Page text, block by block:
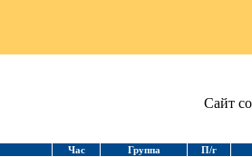
Час Группа
П/г
Сайт